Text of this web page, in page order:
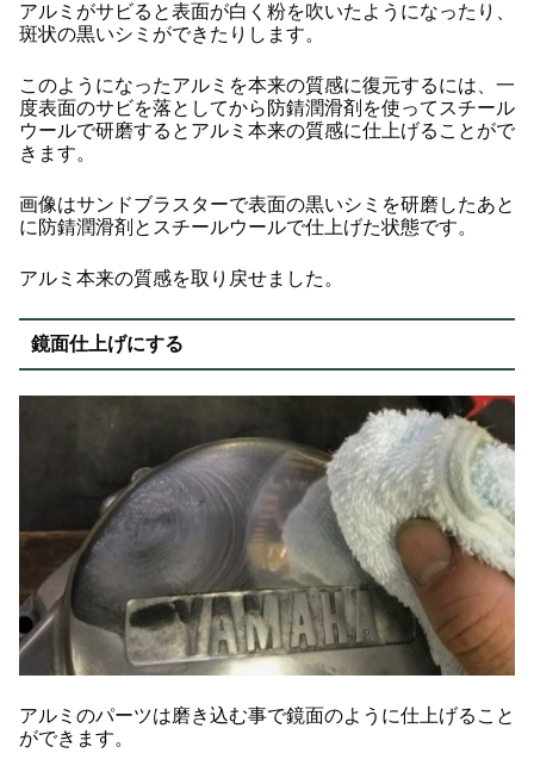
アルミがサビると表面が白く粉を吹いたようになったり、
斑状の黒いシミができたりします。
このようになったアルミを本来の質感に復元するには、一
度表面のサビを落としてから防錆潤滑剤を使ってスチール
ウールで研磨するとアルミ本来の質感に仕上げることがで
きます。
画像はサンドブラスターで表面の黒いシミを研磨したあと
に防錆潤滑剤とスチールウールで仕上げた状態です。
アルミ本来の質感を取り戻せました。
鏡面仕上げにする
アルミのパーツは磨き込む事で鏡面のように仕上げること
ができます。